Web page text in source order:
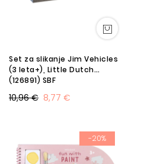
Set za slikanje Jim Vehicles
(3 leta+), Little Dutch
(126891) SBF
8,77 €
10,96 €
-20%